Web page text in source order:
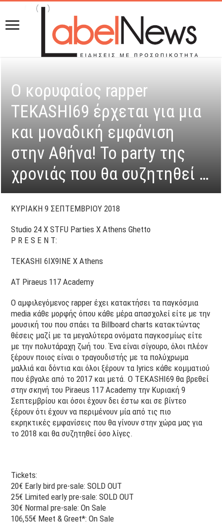
Ο κορυφαίος rapper
TEKASHI69 έρχεται για μια
και μοναδική εμφάνιση
στην Αθήνα! Το party της
χρονιάς που θα συζητηθεί …
ΚΥΡΙΑΚΗ 9 ΣΕΠΤΕΜΒΡΙΟΥ 2018
Studio 24 X STFU Parties X Athens Ghetto
P R E S E N T:
TEKASHI 6IX9INE X Athens
AT Piraeus 117 Academy
Ο αμφιλεγόμενος rapper έχει κατακτήσει τα παγκόσμια
media κάθε μορφής όπου κάθε μέρα απασχολεί είτε με την
μουσική του που σπάει τα Billboard charts κατακτώντας
θέσεις μαζί με τα μεγαλύτερα ονόματα παγκοσμίως είτε
με την πολυτάραχη ζωή του. Ένα είναι σίγουρο, όλοι πλέον
ξέρουν ποιος είναι ο τραγουδιστής με τα πολύχρωμα
μαλλιά και δόντια και όλοι ξέρουν τα lyrics κάθε κομματιού
που έβγαλε από το 2017 και μετά. Ο TEKASHI69 θα βρεθεί
στην σκηνή του Piraeus 117 Academy την Κυριακή 9
Σεπτεμβρίου και όσοι έχουν δει έστω και σε βίντεο
ξέρουν ότι έχουν να περιμένουν μία από τις πιο
εκρηκτικές εμφανίσεις που θα γίνουν στην χώρα μας για
το 2018 και θα συζητηθεί όσο λίγες.
Tickets:
20€ Early bird pre-sale: SOLD OUT
25€ Limited early pre-sale: SOLD OUT
30€ Normal pre-sale: On Sale
106,55€ Meet & Greet*: On Sale